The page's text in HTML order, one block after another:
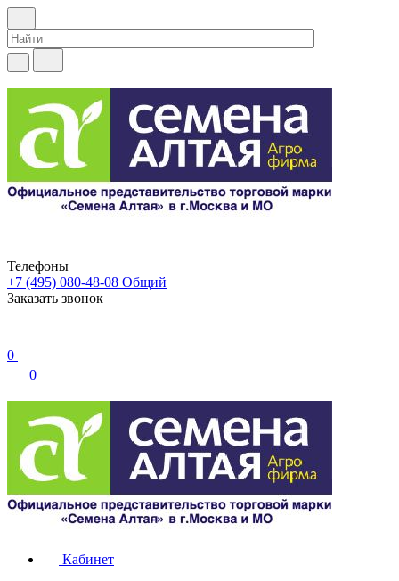
Телефоны
+7 (495) 080-48-08 Общий
Заказать звонок
0
0
Кабинет